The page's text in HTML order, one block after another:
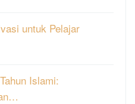
untuk Pelajar
Islami: